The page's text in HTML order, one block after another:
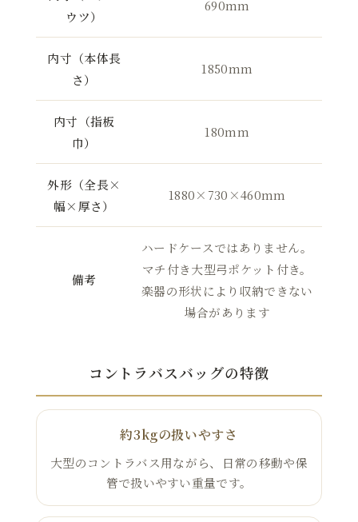
ウツ）
690mm
内寸（本体長
さ）
1850mm
内寸（指板
巾）
180mm
外形（全長×
幅×厚さ）
1880×730×460mm
備考
ハードケースではありません。
マチ付き大型弓ポケット付き。
楽器の形状により収納できない
場合があります
コントラバスバッグの特徴
約3kgの扱いやすさ
大型のコントラバス用ながら、日常の移動や保
管で扱いやすい重量です。